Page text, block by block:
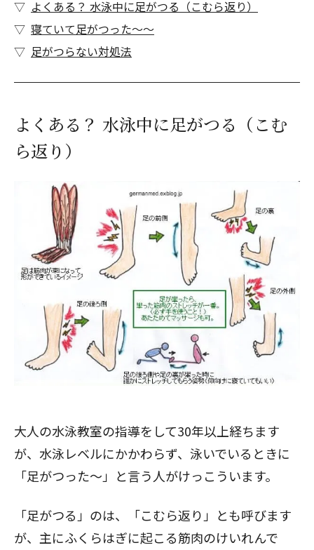
よくある？ 水泳中に足がつる（こむら返り）
寝ていて足がつった～～
足がつらない対処法
よくある？ 水泳中に足がつる（こむ
ら返り）
大人の水泳教室の指導をして30年以上経ちます
が、水泳レベルにかかわらず、泳いでいるときに
「足がつった～」と言う人がけっこういます。
「足がつる」のは、「こむら返り」とも呼びます
が、主にふくらはぎに起こる筋肉のけいれんで